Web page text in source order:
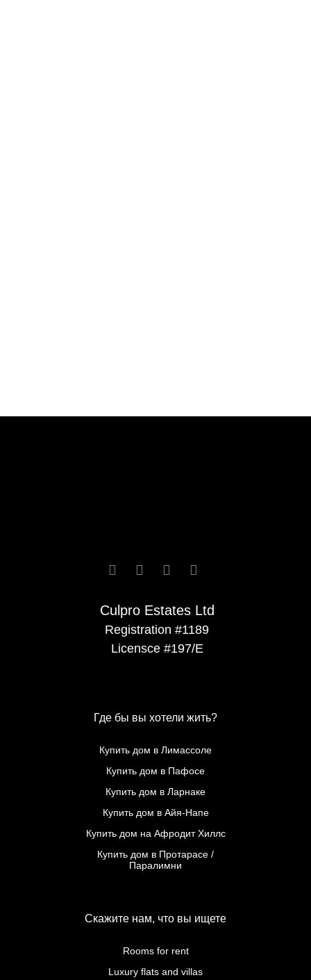
Culpro Estates Ltd
Registration #1189
Licensce #197/E
   
Где бы вы хотели жить?
Скажите нам, что вы ищете
Купить дом в Лимассоле
Купить дом в Пафосе
Купить дом в Ларнаке
Купить дом в Айя-Напе
Купить дом на Афродит Хиллс
Купить дом в Протарасе /
Паралимни
Rooms for rent
Luxury flats and villas